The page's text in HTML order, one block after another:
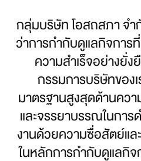
กลุ่มบริษัท โอสถสภา จ
ว่าการกำกับดูแลกิจกา
ความสำเร็จอย่างยั่ง
กรรมการบริษัทของ
มาตรฐานสูงสุดด้านควา
และจรรยาบรรณในการ
งานด้วยความซื่อสัตย์แ
ในหลักการกำกับดูแลกิ